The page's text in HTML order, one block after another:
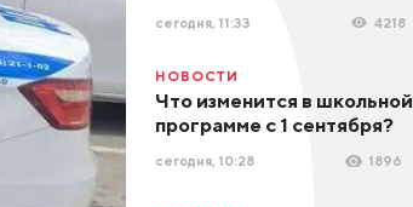
сегодня, 11:33 4218
НОВОСТИ
Что изменится в школьной
программе с 1 сентября?
сегодня, 10:28 1896